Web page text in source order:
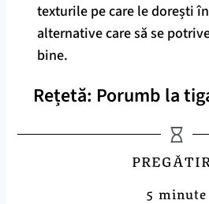
texturile pe care le dorești
alternative care să se
bine.
Rețetă: Porumb la
5 minute